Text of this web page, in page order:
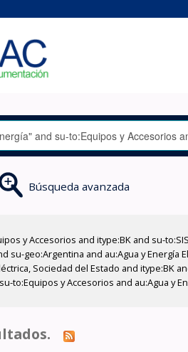
Búsqueda avanzada
y Accesorios and itype:BK and su-
geo:Argentina and au:Agua y Energía
Sociedad del Estado and itype:BK
y Accesorios and au:Agua y